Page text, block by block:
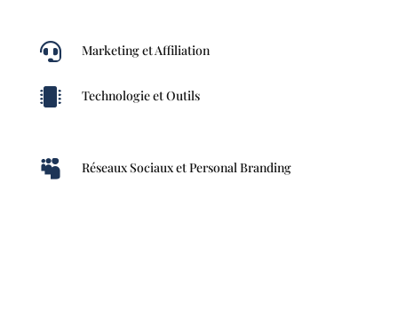
 Marketing et Affiliation
 Technologie et Outils
 Réseaux Sociaux et Personal Branding